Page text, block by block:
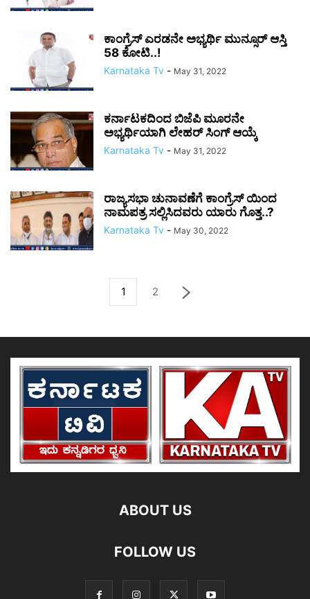
ಕಾಂಗ್ರೆಸ್ ಎರಡನೇ ಅಭ್ಯರ್ಥಿ ಮುನ್ಸೂರ್ ಆಸ್ತಿ
58 ಕೋಟಿ..!
Karnataka Tv - May 31, 2022
ಕರ್ನಾಟಕದಿಂದ ಬಿಜೆಪಿ ಮೂರನೇ
ಅಭ್ಯರ್ಥಿಯಾಗಿ ಲೇಹರ್ ಸಿಂಗ್ ಆಯ್ಕೆ
Karnataka Tv - May 31, 2022
ರಾಜ್ಯಸಭಾ ಚುನಾವಣೆಗೆ ಕಾಂಗ್ರೆಸ್ ಯಿಂದ
ನಾಮಪತ್ರ ಸಲ್ಲಿಸಿದವರು ಯಾರು ಗೊತ್ತ..?
Karnataka Tv - May 30, 2022
1 2
ABOUT US
FOLLOW US